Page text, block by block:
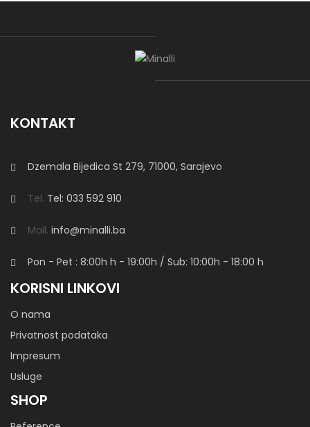
KONTAKT
Dzemala Bijedica St 279, 71000, Sarajevo
Tel. Tel: 033 592 910
Mail. info@minalli.ba
Pon - Pet : 8:00h h - 19:00h / Sub: 10:00h - 18:00 h
KORISNI LINKOVI
O nama
Privatnost podataka
Impresum
Usluge
SHOP